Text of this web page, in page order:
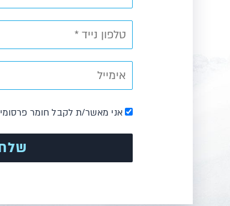
אני מאשר/ת לקבל חומר פרסומי